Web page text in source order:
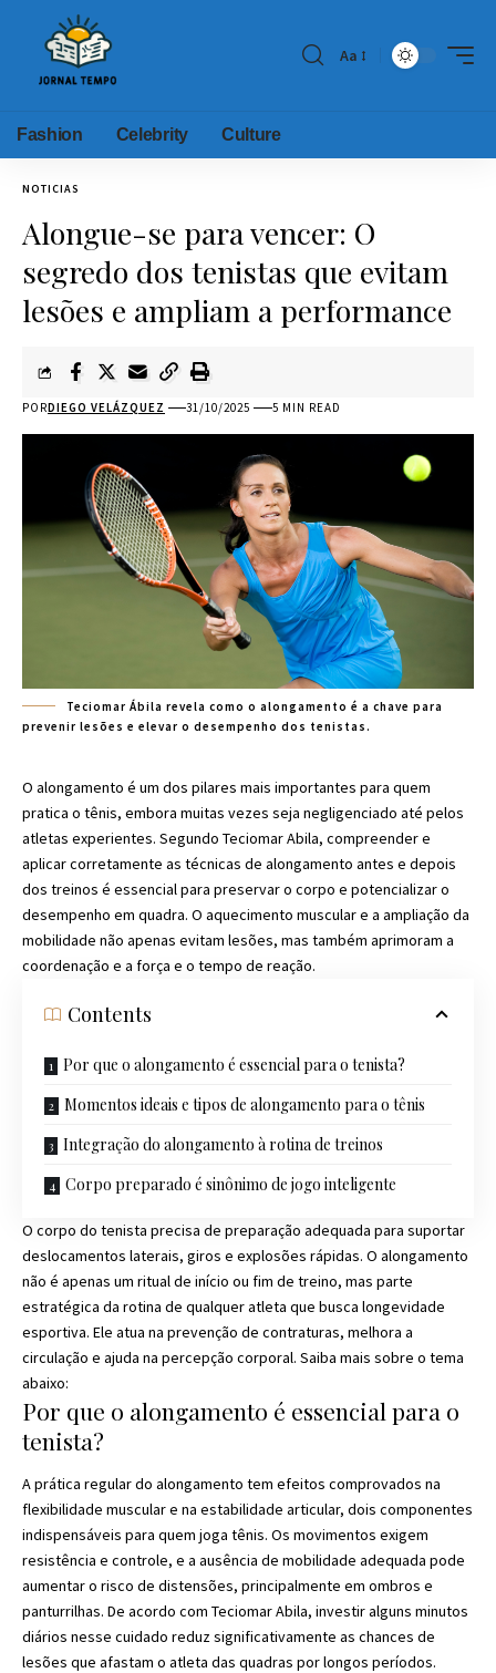
Aa
Fashion Celebrity Culture
NOTICIAS
Alongue-se para vencer: O
segredo dos tenistas que evitam
lesões e ampliam a performance
PORDIEGO VELÁZQUEZ 31/10/2025 5 MIN READ
Teciomar Ábila revela como o alongamento é a chave para
prevenir lesões e elevar o desempenho dos tenistas.
O alongamento é um dos pilares mais importantes para quem
pratica o tênis, embora muitas vezes seja negligenciado até pelos
atletas experientes. Segundo Teciomar Abila, compreender e
aplicar corretamente as técnicas de alongamento antes e depois
dos treinos é essencial para preservar o corpo e potencializar o
desempenho em quadra. O aquecimento muscular e a ampliação da
mobilidade não apenas evitam lesões, mas também aprimoram a
coordenação e a força e o tempo de reação.
Contents
Por que o alongamento é essencial para o tenista?
Momentos ideais e tipos de alongamento para o tênis
Integração do alongamento à rotina de treinos
Corpo preparado é sinônimo de jogo inteligente
O corpo do tenista precisa de preparação adequada para suportar
deslocamentos laterais, giros e explosões rápidas. O alongamento
não é apenas um ritual de início ou fim de treino, mas parte
estratégica da rotina de qualquer atleta que busca longevidade
esportiva. Ele atua na prevenção de contraturas, melhora a
circulação e ajuda na percepção corporal. Saiba mais sobre o tema
abaixo:
Por que o alongamento é essencial para o
tenista?
A prática regular do alongamento tem efeitos comprovados na
flexibilidade muscular e na estabilidade articular, dois componentes
indispensáveis para quem joga tênis. Os movimentos exigem
resistência e controle, e a ausência de mobilidade adequada pode
aumentar o risco de distensões, principalmente em ombros e
panturrilhas. De acordo com Teciomar Abila, investir alguns minutos
diários nesse cuidado reduz significativamente as chances de
lesões que afastam o atleta das quadras por longos períodos.